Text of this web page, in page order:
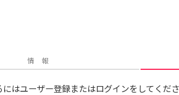
情 報
はユーザー登録またはログインをしてくださ